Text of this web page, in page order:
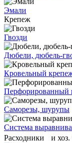
Эмали
Крепеж
Гвозди
Дюбели, дюбель-
Кровельный
Перфорированный
Саморезы, шурупы
Система
Расходники и хоз.